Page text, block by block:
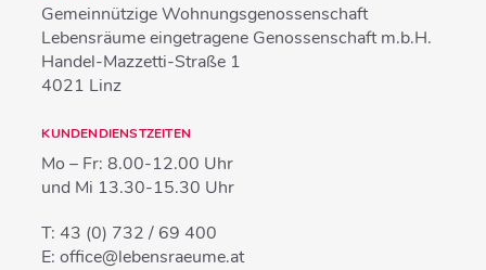
Gemeinnützige Wohnungsgenossenschaft
Lebensräume eingetragene Genossenschaft m.b.H.
Handel-Mazzetti-Straße 1
4021 Linz
KUNDENDIENSTZEITEN
Mo – Fr: 8.00-12.00 Uhr
und Mi 13.30-15.30 Uhr
T:43 (0) 732 / 69 400
E:office@lebensraeume.at